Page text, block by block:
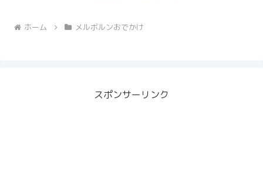
ホーム メルボルンおでかけ
スポンサーリンク